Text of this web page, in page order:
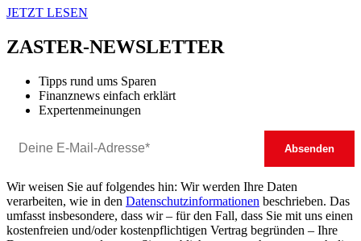
JETZT LESEN
ZASTER-NEWSLETTER
Tipps rund ums Sparen
Finanznews einfach erklärt
Expertenmeinungen
Wir weisen Sie auf folgendes hin: Wir werden Ihre Daten
verarbeiten, wie in den Datenschutzinformationen beschrieben. Das
umfasst insbesondere, dass wir – für den Fall, dass Sie mit uns einen
kostenfreien und/oder kostenpflichtigen Vertrag begründen – Ihre